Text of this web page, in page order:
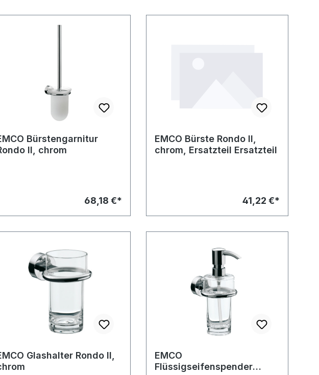
Bürstengarnitur
II, chrom
68,18 €*
EMCO Bürste Rondo II,
chrom, Ersatzteil Ersatzteil
41,22 €*
Glashalter Rondo II,
EMCO
Flüssigseifenspender